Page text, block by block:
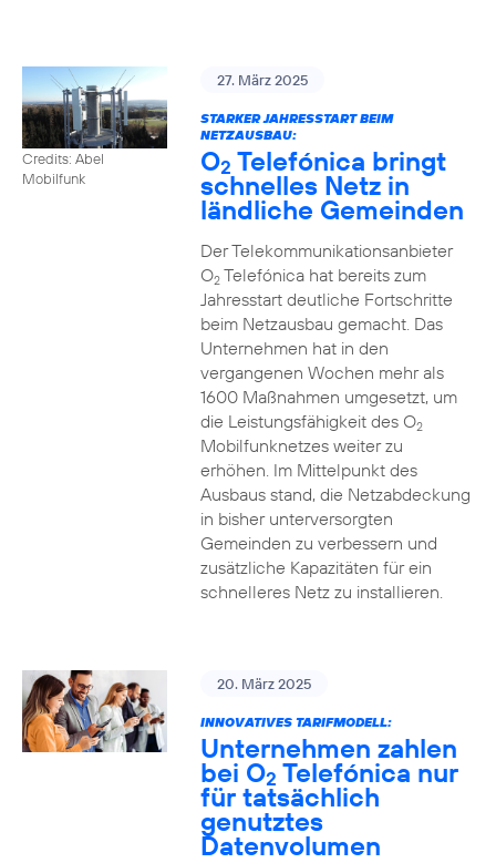
Credits: Abel
Mobilfunk
27. März 2025
STARKER JAHRESSTART BEIM
NETZAUSBAU:
O2 Telefónica bringt
schnelles Netz in
ländliche Gemeinden
Der Telekommunikationsanbieter
O2Telefónica hat bereits zum
Jahresstart deutliche Fortschritte
beim Netzausbau gemacht. Das
Unternehmen hat in den
vergangenen Wochen mehr als
1600 Maßnahmen umgesetzt, um
die Leistungsfähigkeit des O2
Mobilfunknetzes weiter zu
erhöhen. Im Mittelpunkt des
Ausbaus stand, die Netzabdeckung
in bisher unterversorgten
Gemeinden zu verbessern und
zusätzliche Kapazitäten für ein
schnelleres Netz zu installieren.
20. März 2025
INNOVATIVES TARIFMODELL:
Unternehmen zahlen
bei O2 Telefónica nur
für tatsächlich
genutztes
Datenvolumen